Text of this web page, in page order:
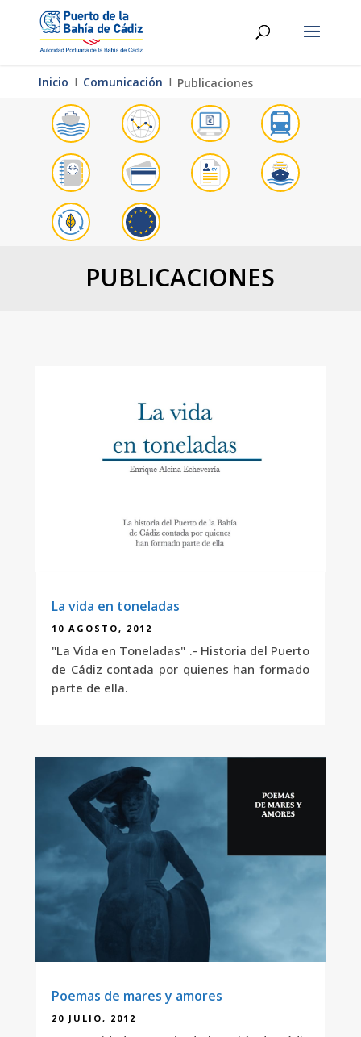
Inicio Ι Comunicación Ι Publicaciones
PUBLICACIONES
La vida en toneladas
10 AGOSTO, 2012
"La Vida en Toneladas" .- Historia del Puerto
de Cádiz contada por quienes han formado
parte de ella.
Poemas de mares y amores
20 JULIO, 2012